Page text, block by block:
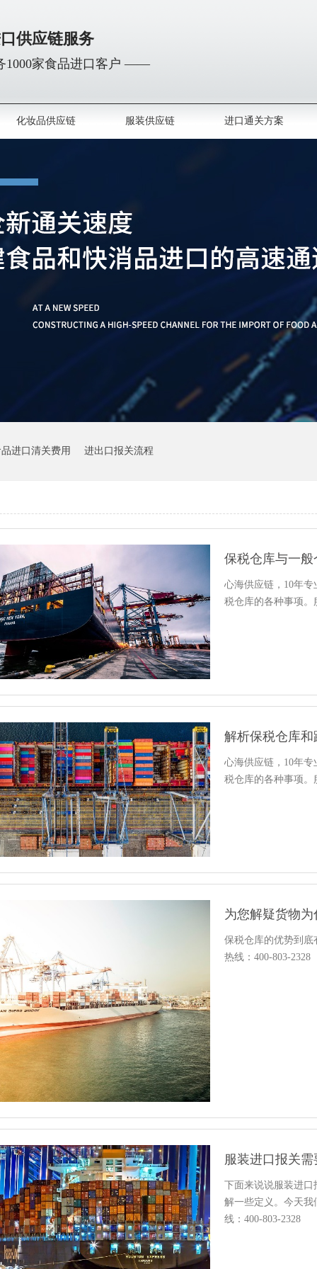
供应链服务
1000家食品进口客户 ——
化妆品供应链 服装供应链 进口通关方案
进口清关费用 进出口报关流程
保税仓库与一
心海供应链，10年
税仓库的各种事项。
解析保税仓库
心海供应链，10年
税仓库的各种事项。
为您解疑货物
保税仓库的优势到
热线：400-803-2328
服装进口报关
下面来说说服装进
解一些定义。今天
线：400-803-2328